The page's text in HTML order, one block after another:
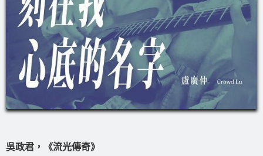
吳政君，《流光傳奇》